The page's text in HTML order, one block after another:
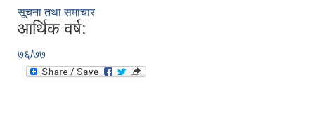
सूचना तथा समाचार
आर्थिक वर्ष:
७६/७७